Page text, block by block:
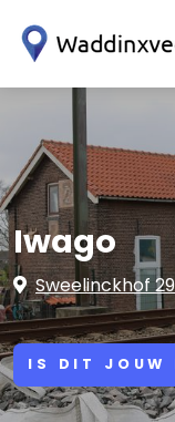
Iwago
Sweelinckhof 29
IS DIT JOUW